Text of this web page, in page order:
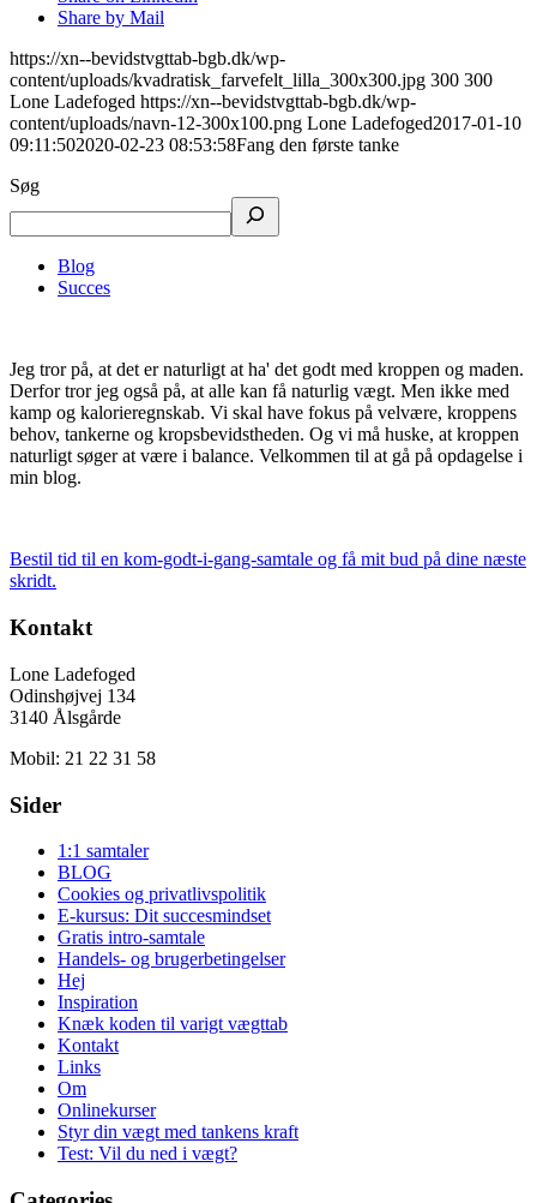
Share by Mail
https://xn--bevidstvgttab-bgb.dk/wp-
content/uploads/kvadratisk_farvefelt_lilla_300x300.jpg 300 300
Lone Ladefoged https://xn--bevidstvgttab-bgb.dk/wp-
content/uploads/navn-12-300x100.png Lone Ladefoged2017-01-10
09:11:502020-02-23 08:53:58Fang den første tanke
Søg
Blog
Succes
Jeg tror på, at det er naturligt at ha' det godt med kroppen og maden.
Derfor tror jeg også på, at alle kan få naturlig vægt. Men ikke med
kamp og kalorieregnskab. Vi skal have fokus på velvære, kroppens
behov, tankerne og kropsbevidstheden. Og vi må huske, at kroppen
naturligt søger at være i balance. Velkommen til at gå på opdagelse i
min blog.
Bestil tid til en kom-godt-i-gang-samtale og få mit bud på dine næste
skridt.
Kontakt
Lone Ladefoged
Odinshøjvej 134
3140 Ålsgårde
Mobil: 21 22 31 58
Sider
1:1 samtaler
BLOG
Cookies og privatlivspolitik
E-kursus: Dit succesmindset
Gratis intro-samtale
Handels- og brugerbetingelser
Hej
Inspiration
Knæk koden til varigt vægttab
Kontakt
Links
Om
Onlinekurser
Styr din vægt med tankens kraft
Test: Vil du ned i vægt?